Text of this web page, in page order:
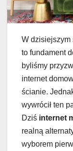
W dzisiejszym
to fundament
byliśmy
internet
ścianie.
wywrócił ten
Dziś internet
realną
wyborem